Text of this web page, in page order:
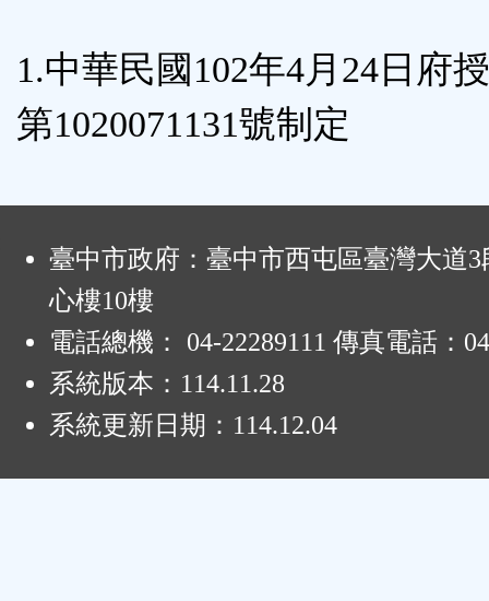
按
鈕
區
1.中華民國102年4月24日府
第1020071131號制定
臺中市政府：臺中市西屯區臺灣大道3
心樓10樓
電話總機： 04-22289111 傳真電話：
系統版本： 114.11.28
系統更新日期： 114.12.04